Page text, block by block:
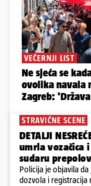
STRAVIČNE SCENE
DETALJI
umrla vozačica
sudaru
Policija je objavila
dozvola i registracija